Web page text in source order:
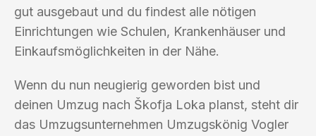
gut ausgebaut und du findest alle nötigen
Einrichtungen wie Schulen, Krankenhäuser und
Einkaufsmöglichkeiten in der Nähe.
Wenn du nun neugierig geworden bist und
deinen Umzug nach Škofja Loka planst, steht dir
das Umzugsunternehmen Umzugskönig Vogler